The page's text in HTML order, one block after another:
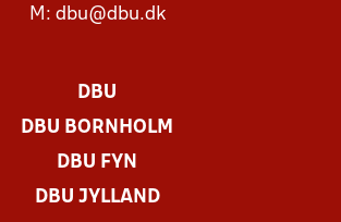
M: dbu@dbu.dk
DBU
DBU BORNHOLM
DBU FYN
DBU JYLLAND